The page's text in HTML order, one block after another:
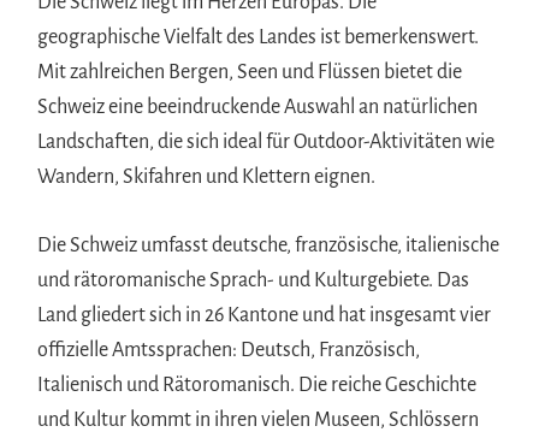
geographische Vielfalt des Landes ist bemerkenswert.
Mit zahlreichen Bergen, Seen und Flüssen bietet die
Schweiz eine beeindruckende Auswahl an natürlichen
Landschaften, die sich ideal für Outdoor-Aktivitäten wie
Wandern, Skifahren und Klettern eignen.
Die Schweiz umfasst deutsche, französische, italienische
und rätoromanische Sprach- und Kulturgebiete. Das
Land gliedert sich in 26 Kantone und hat insgesamt vier
offizielle Amtssprachen: Deutsch, Französisch,
Italienisch und Rätoromanisch. Die reiche Geschichte
und Kultur kommt in ihren vielen Museen, Schlössern